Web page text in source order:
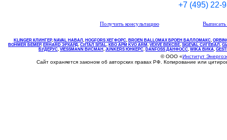
+7 (495) 22-
Получить консультацию
KLINGER КЛИНГЕР, NAVAL НАВАЛ , НOGFORS ХЕГФОРС, BROEN BALLOMAX БРОЕН БАЛЛОМАКС,
BOHMER БЕМЕР, ERHARD ЭРХАРД, СИТАЛ SITAL, КВО АРМ KVO ARM, VEXVE ВЕКСВЕ, SIGEVAL СИГЕВАЛ ,
БУДЕРУС, VIESSMANN ВИСМАН , JUNKERS ЮНКЕРС. DANFOSS ДАНФОСС, WIKA ВИКА,
© ООО «Институт
Сайт охраняется законом об авторских правах РФ. Копирование или